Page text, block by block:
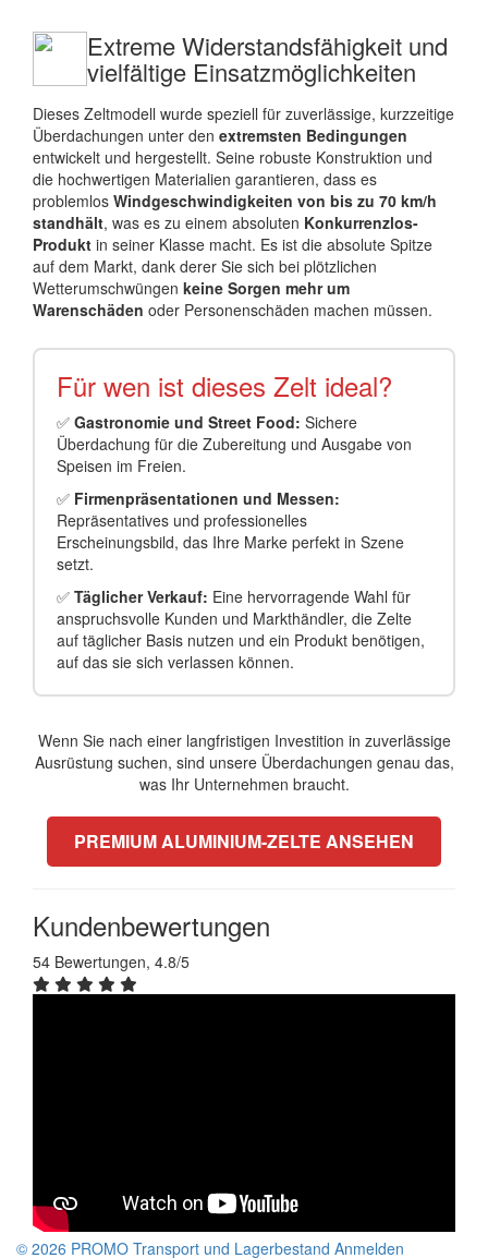
Extreme Widerstandsfähigkeit und
vielfältige Einsatzmöglichkeiten
Dieses Zeltmodell wurde speziell für zuverlässige, kurzzeitige
Überdachungen unter den extremsten Bedingungen
entwickelt und hergestellt. Seine robuste Konstruktion und
die hochwertigen Materialien garantieren, dass es
problemlos Windgeschwindigkeiten von bis zu 70 km/h
standhält, was es zu einem absoluten Konkurrenzlos-
Produkt in seiner Klasse macht. Es ist die absolute Spitze
auf dem Markt, dank derer Sie sich bei plötzlichen
Wetterumschwüngen keine Sorgen mehr um
Warenschäden oder Personenschäden machen müssen.
Für wen ist dieses Zelt ideal?
✅ Gastronomie und Street Food: Sichere
Überdachung für die Zubereitung und Ausgabe von
Speisen im Freien.
✅ Firmenpräsentationen und Messen:
Repräsentatives und professionelles
Erscheinungsbild, das Ihre Marke perfekt in Szene
setzt.
✅ Täglicher Verkauf: Eine hervorragende Wahl für
anspruchsvolle Kunden und Markthändler, die Zelte
auf täglicher Basis nutzen und ein Produkt benötigen,
auf das sie sich verlassen können.
Wenn Sie nach einer langfristigen Investition in zuverlässige
Ausrüstung suchen, sind unsere Überdachungen genau das,
was Ihr Unternehmen braucht.
PREMIUM ALUMINIUM-ZELTE ANSEHEN
Kundenbewertungen
54 Bewertungen, 4.8/5
© 2026 PROMO Transport und Lagerbestand Anmelden